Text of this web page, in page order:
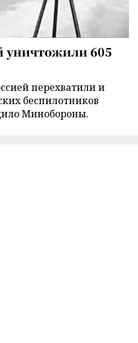
уничтожили 605
перехватили и
беспилотников
Минобороны.